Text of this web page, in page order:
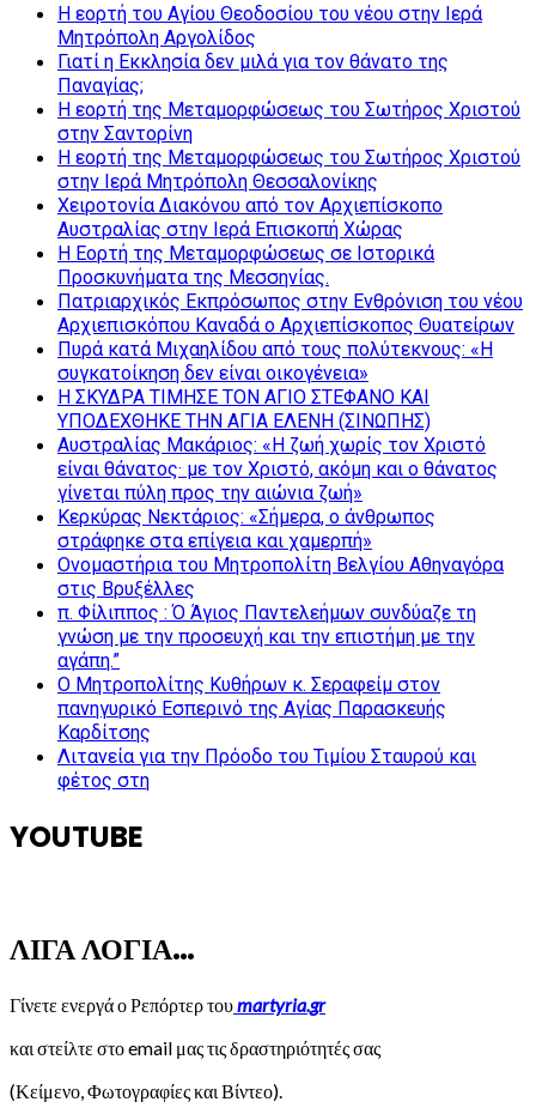
Η εορτή του Αγίου Θεοδοσίου του νέου στην Ιερά
Μητρόπολη Αργολίδος
Γιατί η Εκκλησία δεν μιλά για τον θάνατο της
Παναγίας;
Η εορτή της Μεταμορφώσεως του Σωτήρος Χριστού
στην Σαντορίνη
Η εορτή της Μεταμορφώσεως του Σωτήρος Χριστού
στην Ιερά Μητρόπολη Θεσσαλονίκης
Χειροτονία Διακόνου από τον Αρχιεπίσκοπο
Αυστραλίας στην Ιερά Επισκοπή Χώρας
Η Εορτή της Μεταμορφώσεως σε Ιστορικά
Προσκυνήματα της Μεσσηνίας.
Πατριαρχικός Εκπρόσωπος στην Ενθρόνιση του νέου
Αρχιεπισκόπου Καναδά ο Αρχιεπίσκοπος Θυατείρων
Πυρά κατά Μιχαηλίδου από τους πολύτεκνους: «Η
συγκατοίκηση δεν είναι οικογένεια»
Η ΣΚΥΔΡΑ ΤΙΜΗΣΕ ΤΟΝ ΑΓΙΟ ΣΤΕΦΑΝΟ ΚΑΙ
ΥΠΟΔΕΧΘΗΚΕ ΤΗΝ ΑΓΙΑ ΕΛΕΝΗ (ΣΙΝΩΠΗΣ)
Αυστραλίας Μακάριος: «Η ζωή χωρίς τον Χριστό
είναι θάνατος· με τον Χριστό, ακόμη και ο θάνατος
γίνεται πύλη προς την αιώνια ζωή»
Κερκύρας Νεκτάριος: «Σήμερα, ο άνθρωπος
στράφηκε στα επίγεια και χαμερπή»
Ονομαστήρια του Μητροπολίτη Βελγίου Αθηναγόρα
στις Βρυξέλλες
π. Φίλιππος : Ό Άγιος Παντελεήμων συνδύαζε τη
γνώση με την προσευχή και την επιστήμη με την
αγάπη.”
Ο Μητροπολίτης Κυθήρων κ. Σεραφείμ στον
πανηγυρικό Εσπερινό της Αγίας Παρασκευής
Καρδίτσης
Λιτανεία για την Πρόοδο του Τιμίου Σταυρού και
φέτος στη
YOUTUBE
ΛΙΓΑ ΛΟΓΙΑ…
Γίνετε ενεργά ο Ρεπόρτερ τουmartyria.gr
και στείλτε στο email μας τις δραστηριότητές σας
(Κείμενο, Φωτογραφίες και Βίντεο).